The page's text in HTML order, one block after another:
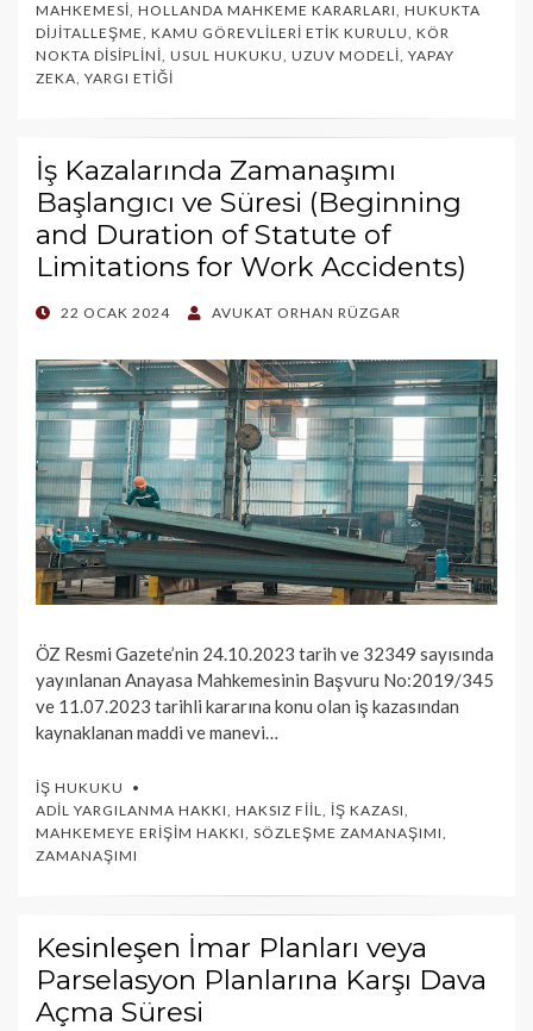
MAHKEMESI, HOLLANDA MAHKEME KARARLARI, HUKUKTA
DIJITALLEŞME, KAMU GÖREVLILERI ETIK KURULU, KÖR
NOKTA DISIPLINI, USUL HUKUKU, UZUV MODELI, YAPAY
ZEKA, YARGI ETIĞI
İş Kazalarında Zamanaşımı
Başlangıcı ve Süresi (Beginning
and Duration of Statute of
Limitations for Work Accidents)
POSTED
22 OCAK 2024 AVUKAT ORHAN RÜZGAR
ÖZ Resmi Gazete’nin 24.10.2023 tarih ve 32349 sayısında
yayınlanan Anayasa Mahkemesinin Başvuru No:2019/345
ve 11.07.2023 tarihli kararına konu olan iş kazasından
kaynaklanan maddi ve manevi…
İŞ HUKUKU
ADIL YARGILANMA HAKKI, HAKSIZ FIIL, İŞ KAZASI,
MAHKEMEYE ERIŞIM HAKKI, SÖZLEŞME ZAMANAŞIMI,
ZAMANAŞIMI
Kesinleşen İmar Planları veya
Parselasyon Planlarına Karşı Dava
Açma Süresi